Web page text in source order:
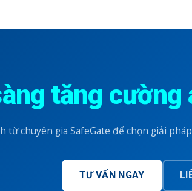
tăng cường
từ chuyên gia SafeGate để chọn giải
TƯ VẤN NGAY